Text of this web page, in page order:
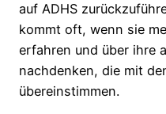
auf ADHS
kommt oft, wenn sie
erfahren und über ihre
nachdenken, die mit
übereinstimmen.